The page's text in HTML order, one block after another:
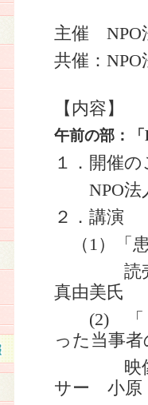
主催 NPO
共催： NPO
【内容】
午前の部：「
１．開催
NPO法
２．講演
（ 1）「
読売新
真由美氏
(2) 「
った当事
映像制
サー 小